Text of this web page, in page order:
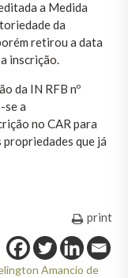
a Medida
da
retirou a data
inscrição.
da IN RFB nº
se a
no CAR para
propriedades que já
print
Amancio de